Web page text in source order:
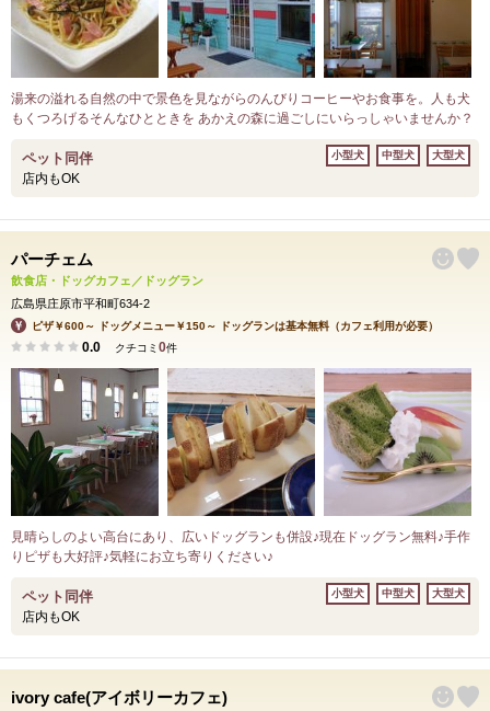
湯来の溢れる自然の中で景色を見ながらのんびりコーヒーやお食事を。人も犬
もくつろげるそんなひとときを あかえの森に過ごしにいらっしゃいませんか？
ペット同伴
店内もOK
小型犬 中型犬 大型犬
パーチェム
飲食店・ドッグカフェ／ドッグラン
広島県庄原市平和町634-2
ピザ￥600～ ドッグメニュー￥150～ ドッグランは基本無料（カフェ利用が必要）
0.0 クチコミ 0件
見晴らしのよい高台にあり、広いドッグランも併設♪現在ドッグラン無料♪手作
りピザも大好評♪気軽にお立ち寄りください♪
ペット同伴
店内もOK
小型犬 中型犬 大型犬
ivory cafe(アイボリーカフェ)